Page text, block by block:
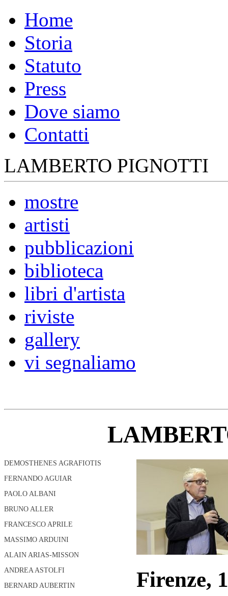
Home
Storia
Statuto
Press
Dove siamo
Contatti
LAMBERTO PIGNOTTI
mostre
artisti
pubblicazioni
biblioteca
libri d'artista
riviste
gallery
vi segnaliamo
DEMOSTHENES AGRAFIOTIS
FERNANDO AGUIAR
PAOLO ALBANI
BRUNO ALLER
FRANCESCO APRILE
MASSIMO ARDUINI
ALAIN ARIAS-MISSON
ANDREA ASTOLFI
BERNARD AUBERTIN
Firenze,